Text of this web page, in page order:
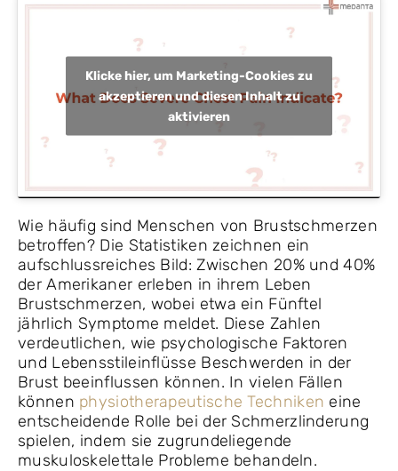
Klicke hier, um Marketing-Cookies zu
akzeptieren und diesen Inhalt zu
aktivieren
Wie häufig sind Menschen von Brustschmerzen
betroffen? Die Statistiken zeichnen ein
aufschlussreiches Bild: Zwischen 20% und 40%
der Amerikaner erleben in ihrem Leben
Brustschmerzen, wobei etwa ein Fünftel
jährlich Symptome meldet. Diese Zahlen
verdeutlichen, wie psychologische Faktoren
und Lebensstileinflüsse Beschwerden in der
Brust beeinflussen können. In vielen Fällen
können physiotherapeutische Techniken eine
entscheidende Rolle bei der Schmerzlinderung
spielen, indem sie zugrundeliegende
muskuloskelettale Probleme behandeln.